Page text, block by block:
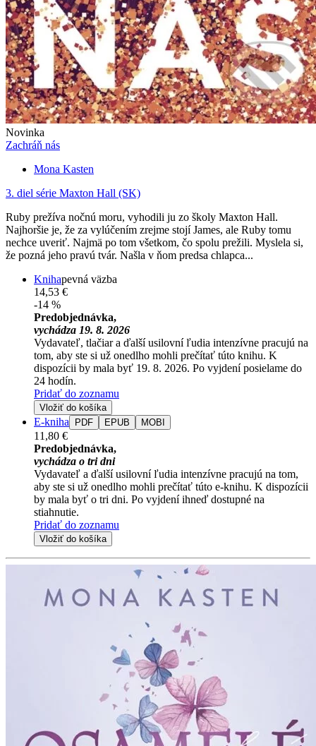
Novinka
Zachráň nás
Mona Kasten
3. diel série Maxton Hall (SK)
Ruby prežíva nočnú moru, vyhodili ju zo školy Maxton Hall.
Najhoršie je, že za vylúčením zrejme stojí James, ale Ruby tomu
nechce uveriť. Najmä po tom všetkom, čo spolu prežili. Myslela si,
že pozná jeho pravú tvár. Našla v ňom predsa chlapca...
Knihapevná väzba
14,53 €
-14 %
Predobjednávka,
vychádza 19. 8. 2026
Vydavateľ, tlačiar a ďalší usilovní ľudia intenzívne pracujú na
tom, aby ste si už onedlho mohli prečítať túto knihu. K
dispozícii by mala byť 19. 8. 2026. Po vyjdení posielame do
24 hodín.
Pridať do zoznamu
Vložiť do košíka
E-kniha PDF EPUB MOBI
11,80 €
Predobjednávka,
vychádza o tri dni
Vydavateľ a ďalší usilovní ľudia intenzívne pracujú na tom,
aby ste si už onedlho mohli prečítať túto e-knihu. K dispozícii
by mala byť o tri dni. Po vyjdení ihneď dostupné na
stiahnutie.
Pridať do zoznamu
Vložiť do košíka